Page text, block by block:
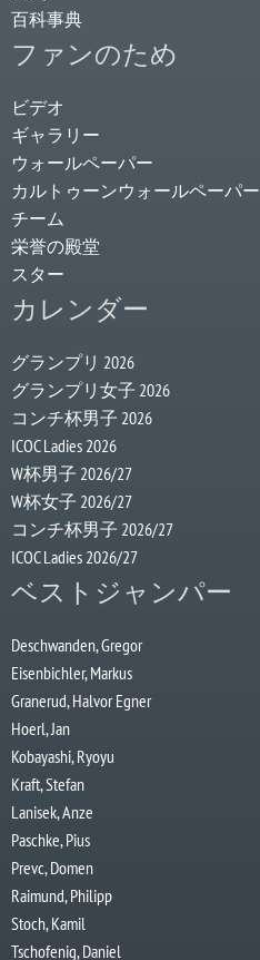
百科事典
ファンのため
ビデオ
ギャラリー
ウォールペーパー
カルトゥーンウォールペーパー
チーム
栄誉の殿堂
スター
カレンダー
グランプリ 2026
グランプリ女子 2026
コンチ杯男子 2026
ICOC Ladies 2026
W杯男子 2026/27
W杯女子 2026/27
コンチ杯男子 2026/27
ICOC Ladies 2026/27
ベストジャンパー
Deschwanden, Gregor
Eisenbichler, Markus
Granerud, Halvor Egner
Hoerl, Jan
Kobayashi, Ryoyu
Kraft, Stefan
Lanisek, Anze
Paschke, Pius
Prevc, Domen
Raimund, Philipp
Stoch, Kamil
Tschofenig, Daniel